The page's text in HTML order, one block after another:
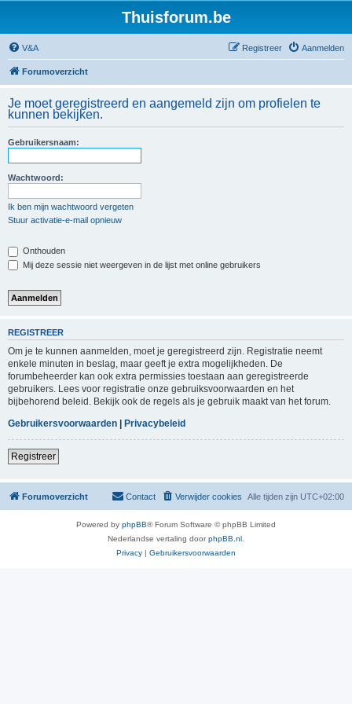
Thuisforum.be
V&A Aanmelden
Registreer
Forumoverzicht
Je moet geregistreerd en aangemeld zijn om profielen te
kunnen bekijken.
Gebruikersnaam:
Wachtwoord:
Ik ben mijn wachtwoord vergeten
Stuur activatie-e-mail opnieuw
Onthouden
Mij deze sessie niet weergeven in de lijst met online gebruikers
REGISTREER
Om je te kunnen aanmelden, moet je geregistreerd zijn. Registratie neemt
enkele minuten in beslag, maar geeft je extra mogelijkheden. De
forumbeheerder kan ook extra permissies toestaan aan geregistreerde
gebruikers. Lees voor registratie onze gebruiksvoorwaarden en het
bijbehorend beleid. Bekijk ook de regels als je gebruik maakt van het forum.
Gebruikersvoorwaarden | Privacybeleid
Registreer
Forumoverzicht Alle tijden zijn UTC+02:00
Verwijder cookies
Contact
Powered by phpBB® Forum Software © phpBB Limited
Nederlandse vertaling doorphpBB.nl
Privacy | Gebruikersvoorwaarden